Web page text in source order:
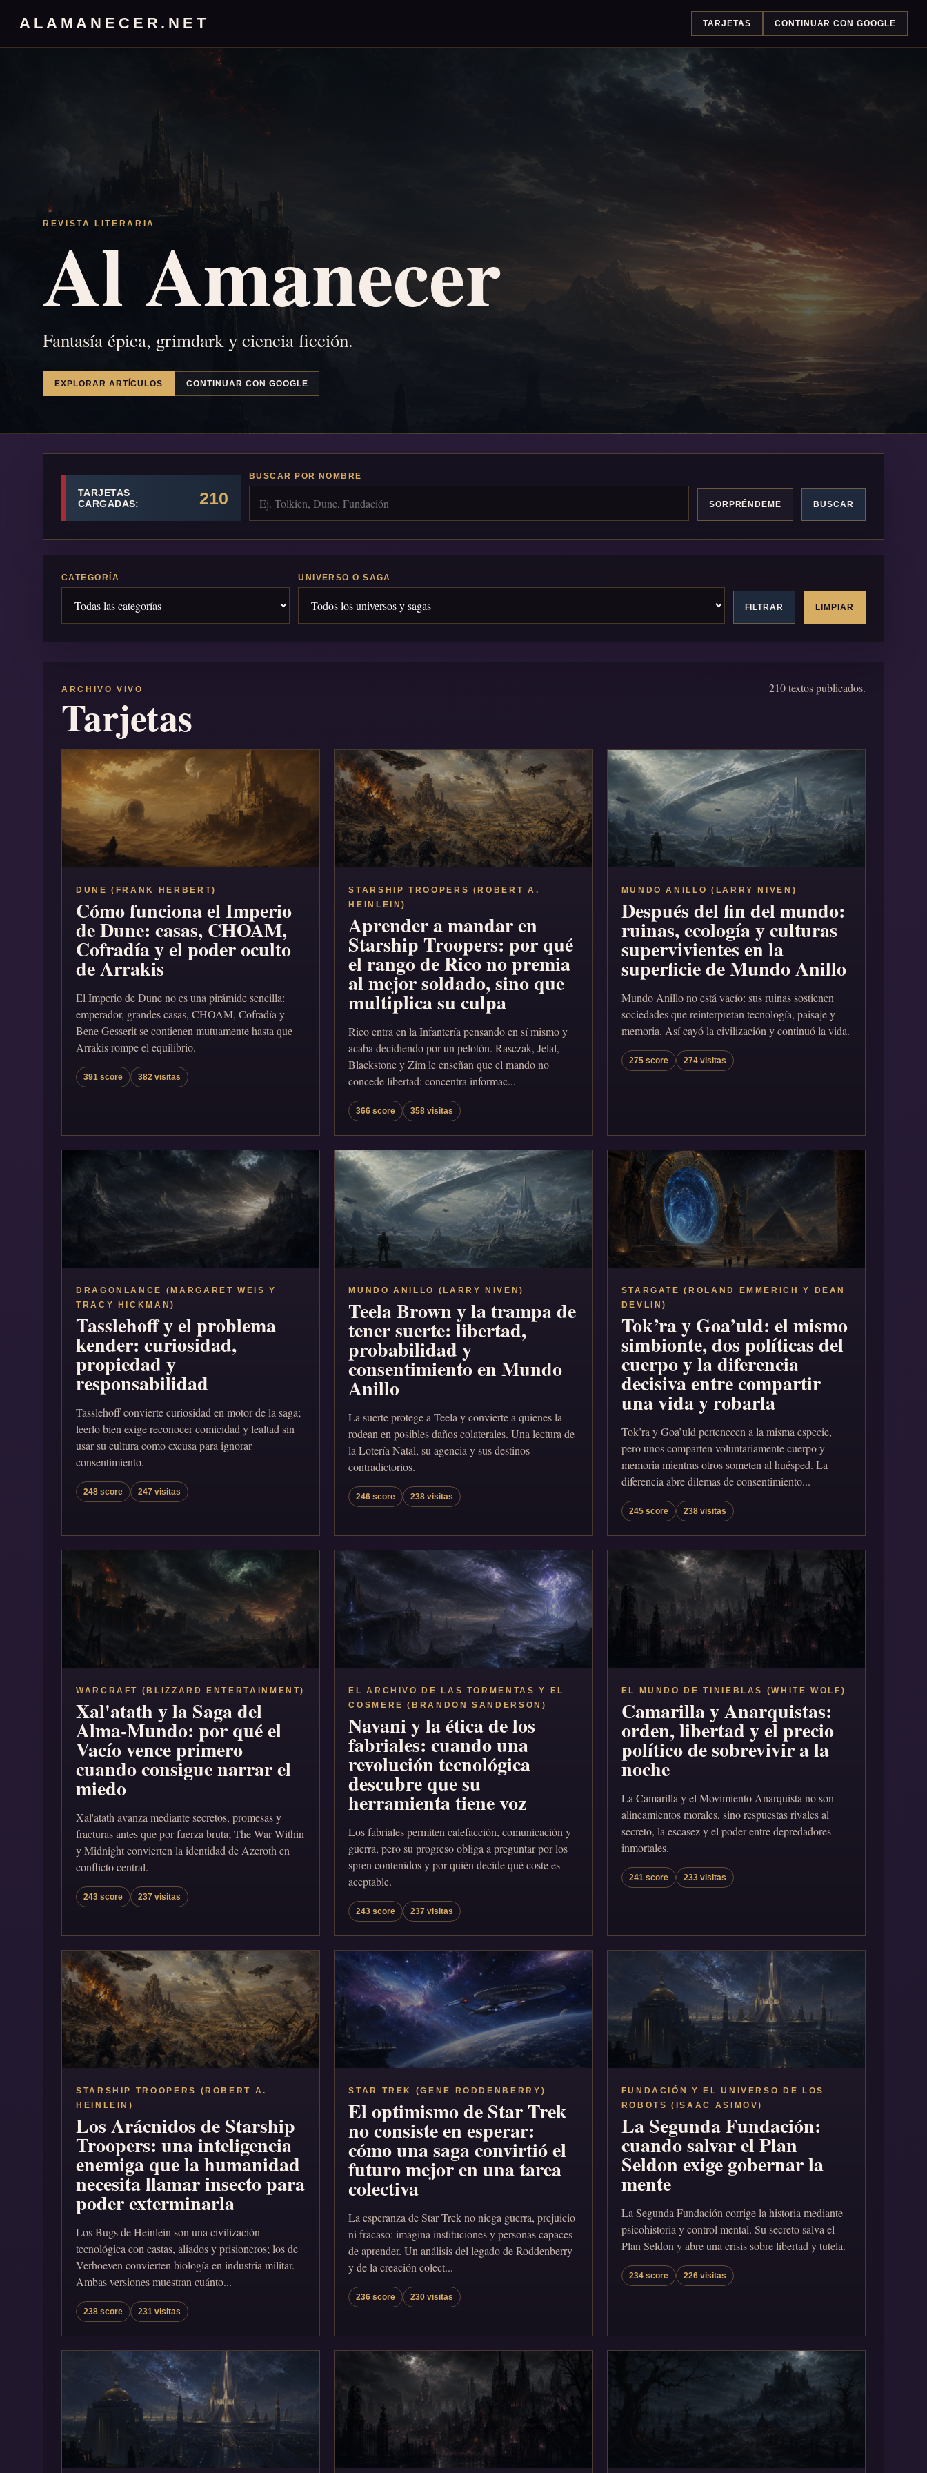
ALAMANECER.NET TARJETAS CONTINUAR CON GOOGLE
REVISTA LITERARIA
Al Amanecer
Fantasía épica, grimdark y ciencia ficción.
EXPLORAR ARTÍCULOS CONTINUAR CON GOOGLE
TARJETAS
CARGADAS:
210
BUSCAR POR NOMBRE
SORPRÉNDEME BUSCAR
CATEGORÍA UNIVERSO O SAGA
FILTRAR LIMPIAR
ARCHIVO VIVO
Tarjetas
210 textos publicados.
DUNE (FRANK HERBERT)
Cómo funciona el Imperio
de Dune: casas, CHOAM,
Cofradía y el poder oculto
de Arrakis
El Imperio de Dune no es una pirámide sencilla:
emperador, grandes casas, CHOAM, Cofradía y
Bene Gesserit se contienen mutuamente hasta que
Arrakis rompe el equilibrio.
391 score 382 visitas
STARSHIP TROOPERS (ROBERT A.
HEINLEIN)
Aprender a mandar en
Starship Troopers: por qué
el rango de Rico no premia
al mejor soldado, sino que
multiplica su culpa
Rico entra en la Infantería pensando en sí mismo y
acaba decidiendo por un pelotón. Rasczak, Jelal,
Blackstone y Zim le enseñan que el mando no
concede libertad: concentra informac...
366 score 358 visitas
MUNDO ANILLO (LARRY NIVEN)
Después del fin del mundo:
ruinas, ecología y culturas
supervivientes en la
superficie de Mundo Anillo
Mundo Anillo no está vacío: sus ruinas sostienen
sociedades que reinterpretan tecnología, paisaje y
memoria. Así cayó la civilización y continuó la vida.
275 score 274 visitas
DRAGONLANCE (MARGARET WEIS Y
TRACY HICKMAN)
Tasslehoff y el problema
kender: curiosidad,
propiedad y
responsabilidad
Tasslehoff convierte curiosidad en motor de la saga;
leerlo bien exige reconocer comicidad y lealtad sin
usar su cultura como excusa para ignorar
consentimiento.
248 score 247 visitas
MUNDO ANILLO (LARRY NIVEN)
Teela Brown y la trampa de
tener suerte: libertad,
probabilidad y
consentimiento en Mundo
Anillo
La suerte protege a Teela y convierte a quienes la
rodean en posibles daños colaterales. Una lectura de
la Lotería Natal, su agencia y sus destinos
contradictorios.
246 score 238 visitas
STARGATE (ROLAND EMMERICH Y DEAN
DEVLIN)
Tok’ra y Goa’uld: el mismo
simbionte, dos políticas del
cuerpo y la diferencia
decisiva entre compartir
una vida y robarla
Tok’ra y Goa’uld pertenecen a la misma especie,
pero unos comparten voluntariamente cuerpo y
memoria mientras otros someten al huésped. La
diferencia abre dilemas de consentimiento...
245 score 238 visitas
WARCRAFT (BLIZZARD ENTERTAINMENT)
Xal'atath y la Saga del
Alma-Mundo: por qué el
Vacío vence primero
cuando consigue narrar el
miedo
Xal'atath avanza mediante secretos, promesas y
fracturas antes que por fuerza bruta; The War Within
y Midnight convierten la identidad de Azeroth en
conflicto central.
243 score 237 visitas
EL ARCHIVO DE LAS TORMENTAS Y EL
COSMERE (BRANDON SANDERSON)
Navani y la ética de los
fabriales: cuando una
revolución tecnológica
descubre que su
herramienta tiene voz
Los fabriales permiten calefacción, comunicación y
guerra, pero su progreso obliga a preguntar por los
spren contenidos y por quién decide qué coste es
aceptable.
243 score 237 visitas
EL MUNDO DE TINIEBLAS (WHITE WOLF)
Camarilla y Anarquistas:
orden, libertad y el precio
político de sobrevivir a la
noche
La Camarilla y el Movimiento Anarquista no son
alineamientos morales, sino respuestas rivales al
secreto, la escasez y el poder entre depredadores
inmortales.
241 score 233 visitas
STARSHIP TROOPERS (ROBERT A.
HEINLEIN)
Los Arácnidos de Starship
Troopers: una inteligencia
enemiga que la humanidad
necesita llamar insecto para
poder exterminarla
Los Bugs de Heinlein son una civilización
tecnológica con castas, aliados y prisioneros; los de
Verhoeven convierten biología en industria militar.
Ambas versiones muestran cuánto...
238 score 231 visitas
STAR TREK (GENE RODDENBERRY)
El optimismo de Star Trek
no consiste en esperar:
cómo una saga convirtió el
futuro mejor en una tarea
colectiva
La esperanza de Star Trek no niega guerra, prejuicio
ni fracaso: imagina instituciones y personas capaces
de aprender. Un análisis del legado de Roddenberry
y de la creación colect...
236 score 230 visitas
FUNDACIÓN Y EL UNIVERSO DE LOS
ROBOTS (ISAAC ASIMOV)
La Segunda Fundación:
cuando salvar el Plan
Seldon exige gobernar la
mente
La Segunda Fundación corrige la historia mediante
psicohistoria y control mental. Su secreto salva el
Plan Seldon y abre una crisis sobre libertad y tutela.
234 score 226 visitas